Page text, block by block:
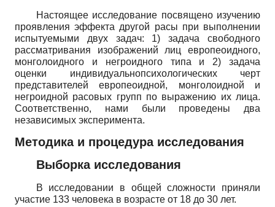
Настоящее исследование посвящено изучению
проявления эффекта другой расы при выполнении
испытуемыми двух задач: 1) задача свободного
рассматривания изображений лиц европеоидного,
монголоидного и негроидного типа и 2) задача
оценки индивидуально­психологических черт
представителей европеоидной, монголоидной и
негроидной расовых групп по выражению их лица.
Соответственно, нами были проведены два
независимых эксперимента.
Методика и процедура исследования
Выборка исследования
В исследовании в общей сложности приняли
участие 133 человека в возрасте от 18 до 30 лет.